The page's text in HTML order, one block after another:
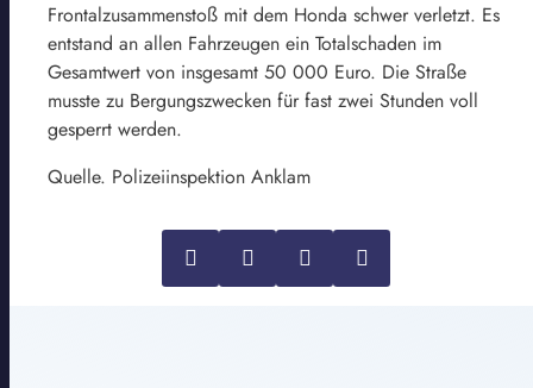
Frontalzusammenstoß mit dem Honda schwer verletzt. Es
entstand an allen Fahrzeugen ein Totalschaden im
Gesamtwert von insgesamt 50 000 Euro. Die Straße
musste zu Bergungszwecken für fast zwei Stunden voll
gesperrt werden.
Quelle. Polizeiinspektion Anklam